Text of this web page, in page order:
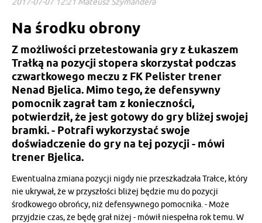
Na środku obrony
Z możliwości przetestowania gry z Łukaszem
Trałką na pozycji stopera skorzystał podczas
czwartkowego meczu z FK Pelister trener
Nenad Bjelica. Mimo tego, że defensywny
pomocnik zagrał tam z konieczności,
potwierdził, że jest gotowy do gry bliżej swojej
bramki. - Potrafi wykorzystać swoje
doświadczenie do gry na tej pozycji - mówi
trener Bjelica.
Ewentualna zmiana pozycji nigdy nie przeszkadzała Trałce, który
nie ukrywał, że w przyszłości bliżej będzie mu do pozycji
środkowego obrońcy, niż defensywnego pomocnika. - Może
przyjdzie czas, że będę grał niżej - mówił niespełna rok temu. W